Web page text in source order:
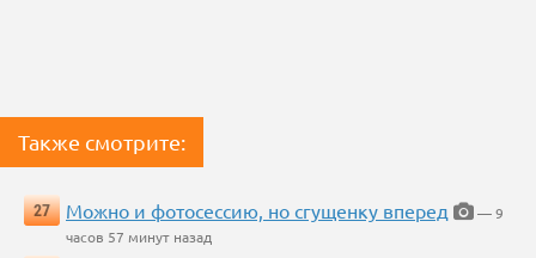
Также смотрите:
27 Можно и фотосессию, но сгущенку вперед
— 9
часов 57 минут назад